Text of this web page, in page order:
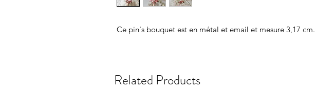
Ce pin's bouquet est en métal et email et mesure 3,17 cm.
Related Products